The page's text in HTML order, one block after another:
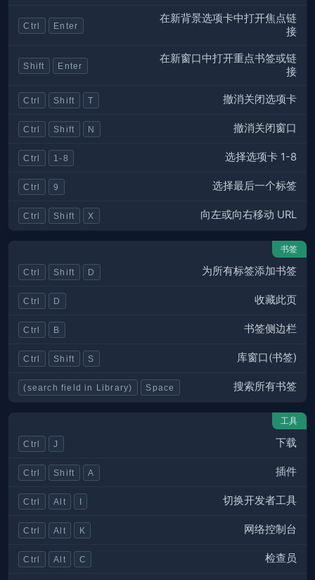
Ctrl Enter
在新背景选项卡中打开焦点链
接
Shift Enter
在新窗口中打开重点书签或链
接
Ctrl Shift T 撤消关闭选项卡
Ctrl Shift N 撤消关闭窗口
Ctrl 1-8 选择选项卡 1-8
Ctrl 9 选择最后一个标签
Ctrl Shift X 向左或向右移动 URL
书签
Ctrl Shift D 为所有标签添加书签
Ctrl D 收藏此页
Ctrl B 书签侧边栏
Ctrl Shift S 库窗口(书签)
(search field in Library) Space 搜索所有书签
工具
Ctrl J 下载
Ctrl Shift A 插件
Ctrl Alt I 切换开发者工具
Ctrl Alt K 网络控制台
Ctrl Alt C 检查员